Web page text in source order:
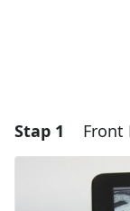
Stap 1 Front